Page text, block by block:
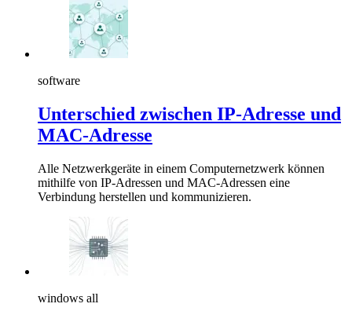
software
Unterschied zwischen IP-Adresse und
MAC-Adresse
Alle Netzwerkgeräte in einem Computernetzwerk können
mithilfe von IP-Adressen und MAC-Adressen eine
Verbindung herstellen und kommunizieren.
windows all